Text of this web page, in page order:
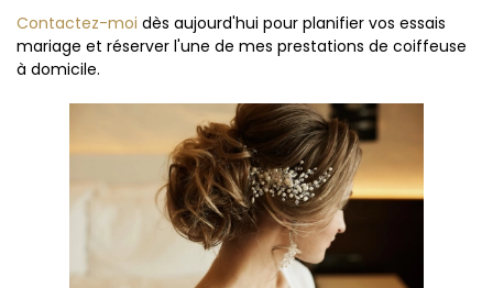
Contactez-moi dès aujourd'hui pour planifier vos essais
mariage et réserver l'une de mes prestations de coiffeuse
à domicile.